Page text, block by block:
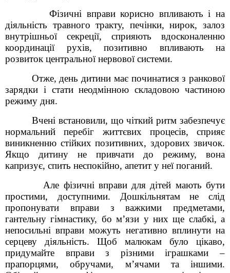
Фізичні вправи корисно впливають і на
діяльність травного тракту, печінки, нирок, залоз
внутрішньої секреції, сприяють вдосконаленню
координації рухів, позитивно впливають на
розвиток центральної нервової системи.
Отже, день дитини має починатися з ранкової
зарядки і стати неодмінною складовою частиною
режиму дня.
Вчені встановили, що чіткий ритм забезпечує
нормальний перебіг життєвих процесів, сприяє
виникненню стійких позитивних, здорових звичок.
Якщо дитину не привчати до режиму, вона
капризує, спить неспокійно, апетит у неї поганий.
Але фізичні вправи для дітей мають бути
простими, доступними. Дошкільнятам не слід
пропонувати вправи з важкими предметами,
гантельну гімнастику, бо м’язи у них ще слабкі, а
непосильні вправи можуть негативно вплинути на
серцеву діяльність. Щоб малюкам було цікаво,
придумайте вправи з різними іграшками –
прапорцями, обручами, м’ячами та іншими.